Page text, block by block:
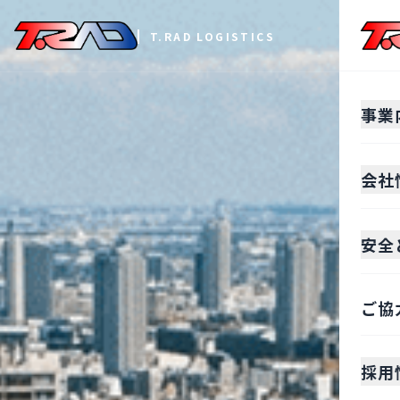
T.RAD LOGISTICS
事業
会社
安全
ご
採用